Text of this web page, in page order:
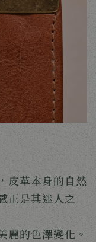
皮革本身的自然
正是其迷人之
麗的色澤變化。